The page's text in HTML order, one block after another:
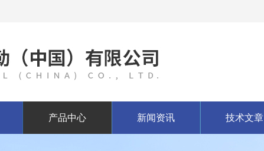
产品中心 新闻资讯 技术文章